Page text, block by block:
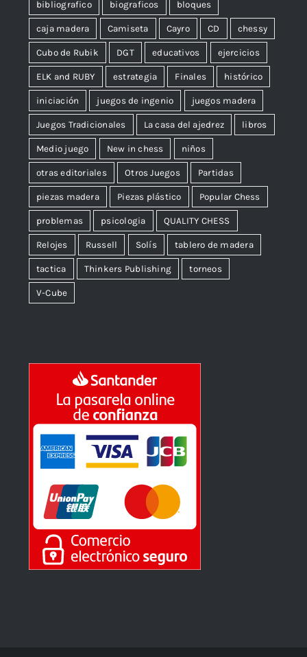
bibliografico biograficos bloques
caja madera Camiseta Cayro CD chessy
Cubo de Rubik DGT educativos ejercicios
ELK and RUBY estrategia Finales histórico
iniciación juegos de ingenio juegos madera
Juegos Tradicionales La casa del ajedrez libros
Medio juego New in chess niños
otras editoriales Otros Juegos Partidas
piezas madera Piezas plástico Popular Chess
problemas psicologia QUALITY CHESS
Relojes Russell Solís tablero de madera
tactica Thinkers Publishing torneos
V-Cube